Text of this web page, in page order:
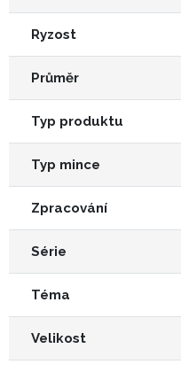
Ryzost
Průměr
Typ produktu
Typ mince
Zpracování
Série
Téma
Velikost